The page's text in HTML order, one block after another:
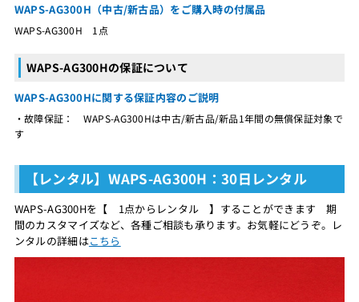
WAPS-AG300H（中古/新古品）をご購入時の付属品
WAPS-AG300H 1点
WAPS-AG300Hの保証について
WAPS-AG300Hに関する保証内容のご説明
・故障保証： WAPS-AG300Hは中古/新古品/新品1年間の無償保証対象で
す
【レンタル】WAPS-AG300H：30日レンタル
WAPS-AG300Hを【 1点からレンタル 】することができます 期
間のカスタマイズなど、各種ご相談も承ります。お気軽にどうぞ。レ
ンタルの詳細はこちら